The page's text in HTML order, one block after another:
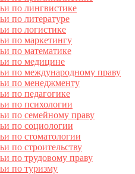
по лингвистике
по литературе
по логистике
по маркетингу
по математике
по медицине
по международному праву
по менеджменту
по педагогике
по психологии
по семейному праву
по социологии
по стоматологии
по строительству
по трудовому праву
по туризму